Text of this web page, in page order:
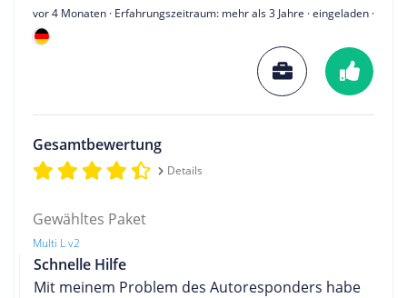
vor 4 Monaten · Erfahrungszeitraum: mehr als 3 Jahre · eingeladen ·
Gesamtbewertung
Details
Gewähltes Paket
Multi L v2
Schnelle Hilfe
Mit meinem Problem des Autoresponders habe